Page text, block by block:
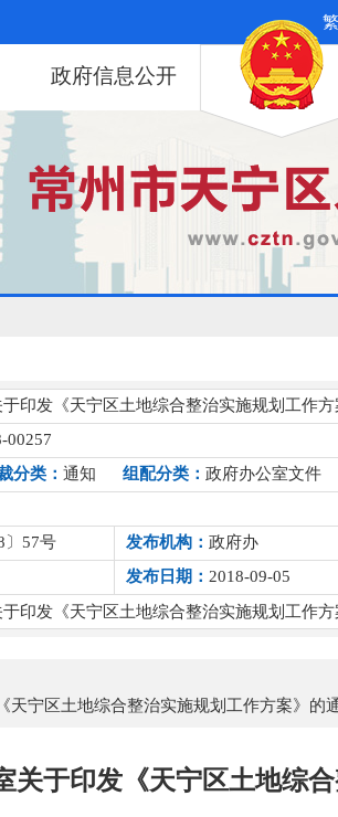
政府信息公开
于印发《天宁区土地综合整治实施规划工作
00257
分类： 通知 组配分类： 政府办公室文件
〕57号 发布机构： 政府办
发布日期： 2018-09-05
于印发《天宁区土地综合整治实施规划工作
天宁区土地综合整治实施规划工作方案》的
关于印发《天宁区土地综